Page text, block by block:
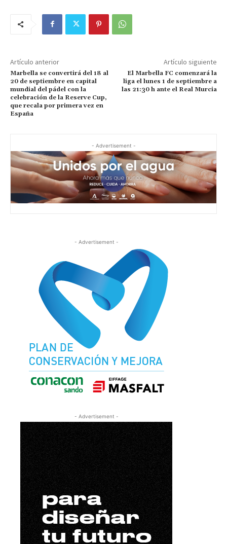
Artículo anterior
Marbella se convertirá del 18 al
20 de septiembre en capital
mundial del pádel con la
celebración de la Reserve Cup,
que recala por primera vez en
España
Artículo siguiente
El Marbella FC comenzará la
liga el lunes 1 de septiembre a
las 21:30 h ante el Real Murcia
- Advertisement -
- Advertisement -
- Advertisement -